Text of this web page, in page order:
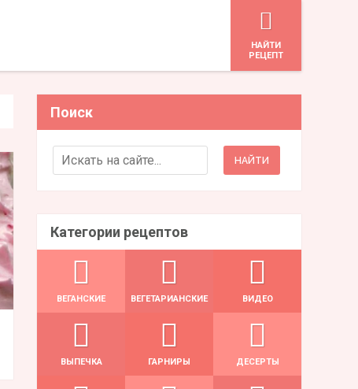
HАЙТИ
РЕЦЕПТ
Поиск
Search for:
Категории рецептов
ВЕГАНСКИЕ ВЕГЕТАРИАНСКИЕ ВИДЕО
ВЫПЕЧКА ГАРНИРЫ ДЕСЕРТЫ